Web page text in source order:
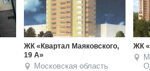
ЖК «Молодежный»
Московская область
Одинцовский район